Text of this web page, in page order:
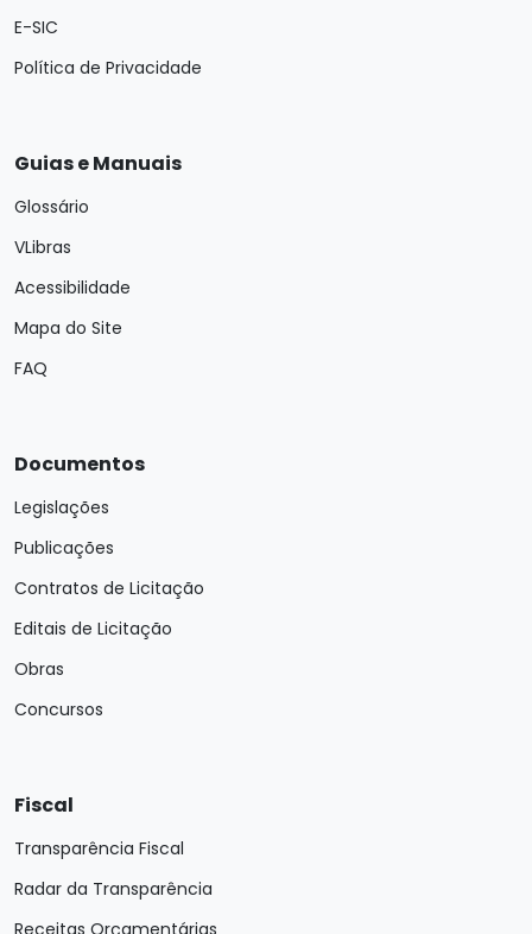
E-SIC
Política de Privacidade
Guias e Manuais
Glossário
VLibras
Acessibilidade
Mapa do Site
FAQ
Documentos
Legislações
Publicações
Contratos de Licitação
Editais de Licitação
Obras
Concursos
Fiscal
Transparência Fiscal
Radar da Transparência
Receitas Orçamentárias